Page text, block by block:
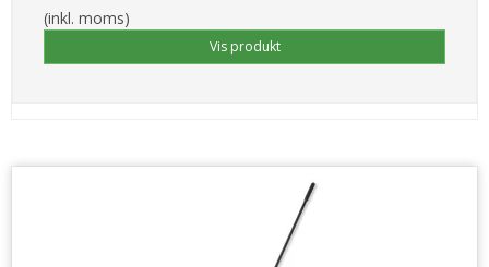
(inkl. moms)
Vis produkt